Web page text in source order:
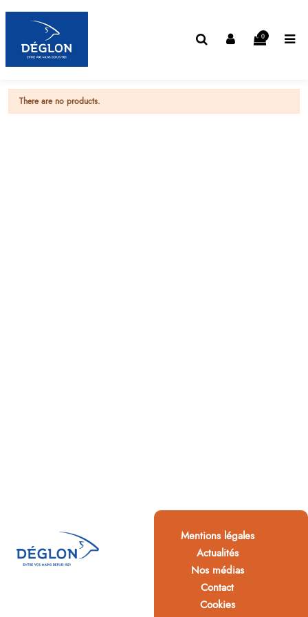
0
There are no products.
Mentions légales
Actualités
Nos médias
Contact
Cookies